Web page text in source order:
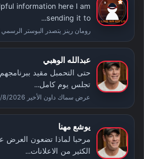
information here I am
sending it to...
عبدالله الوهبي
حتى التحمبل مقيد
تجلس يوم كامل...
عرض سماك داون الأخير 7/8/2026 كامل مترجم
يوشع مهنا
الكثير من الاعلانات...